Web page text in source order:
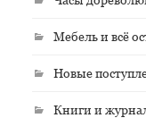
Мебель и всё
Новые
Книги и